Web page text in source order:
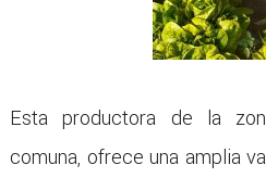
Esta productora de la
comuna, ofrece una amplia